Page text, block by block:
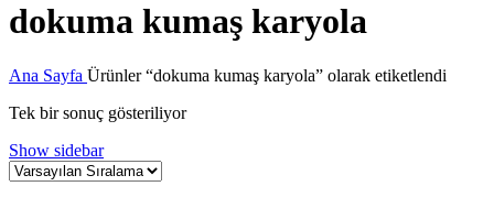
dokuma kumaş karyola
Ana Sayfa Ürünler “dokuma kumaş karyola” olarak etiketlendi
Tek bir sonuç gösteriliyor
Show sidebar